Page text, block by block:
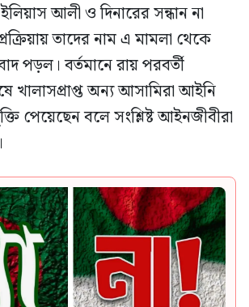
আলী ও দিনারের সন্ধান না
তাদের নাম এ মামলা থেকে
পড়ল। বর্তমানে রায় পরবর্তী
খালাসপ্রাপ্ত অন্য আসামিরা আইনি
পেয়েছেন বলে সংশ্লিষ্ট আইনজীবীরা